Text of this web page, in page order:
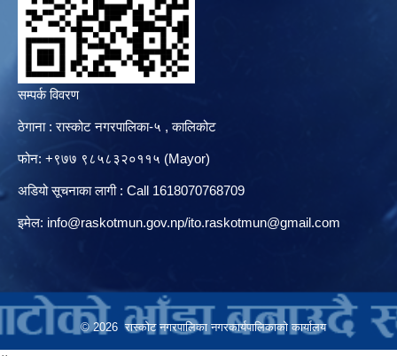
सम्पर्क विवरण
ठेगाना : रास्कोट नगरपालिका-५ , कालिकोट
फोन: +९७७ ९८५८३२०११५ (Mayor)
अडियो सूचनाका लागी : Call 1618070768709
इमेल: info@raskotmun.gov.np/ito.raskotmun@gmail.com
© 2026 रास्कोट नगरपालिका नगरकार्यपालिकाको कार्यालय